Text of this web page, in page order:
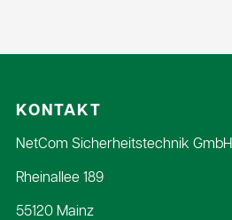
KONTAKT
NetCom Sicherheitstechnik GmbH
Rheinallee 189
55120 Mainz